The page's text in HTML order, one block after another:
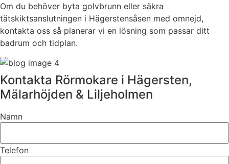
Om du behöver byta golvbrunn eller säkra
tätskiktsanslutningen i Hägerstensåsen med omnejd,
kontakta oss så planerar vi en lösning som passar ditt
badrum och tidplan.
Kontakta Rörmokare i Hägersten,
Mälarhöjden & Liljeholmen
Namn
Telefon